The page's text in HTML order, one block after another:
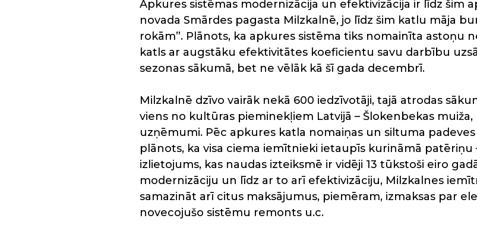
Apkures sistēmas modernizācija un efektivizācija ir līdz šim
novada Smārdes pagasta Milzkalnē, jo līdz šim katlu māja
rokām”. Plānots, ka apkures sistēma tiks nomainīta astoņu
katls ar augstāku efektivitātes koeficientu savu darbību
sezonas sākumā, bet ne vēlāk kā šī gada decembrī.
Milzkalnē dzīvo vairāk nekā 600 iedzīvotāji, tajā atrodas
viens no kultūras pieminekļiem Latvijā – Šlokenbekas
uzņēmumi. Pēc apkures katla nomaiņas un siltuma
plānots, ka visa ciema iemītnieki ietaupīs kurināmā patēriņu
izlietojums, kas naudas izteiksmē ir vidēji 13 tūkstoši eiro
modernizāciju un līdz ar to arī efektivizāciju, Milzkalnes
samazināt arī citus maksājumus, piemēram, izmaksas par
novecojušo sistēmu remonts u.c.